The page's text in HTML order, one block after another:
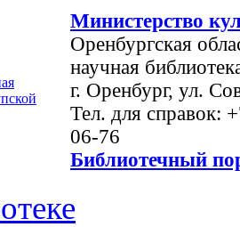
Министерство
Оренбургская
научная
г. Оренбург, ул.
Тел. для справок:
06-76
Библиотечный